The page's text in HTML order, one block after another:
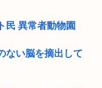
民 異常者動物園
ない脳を摘出して